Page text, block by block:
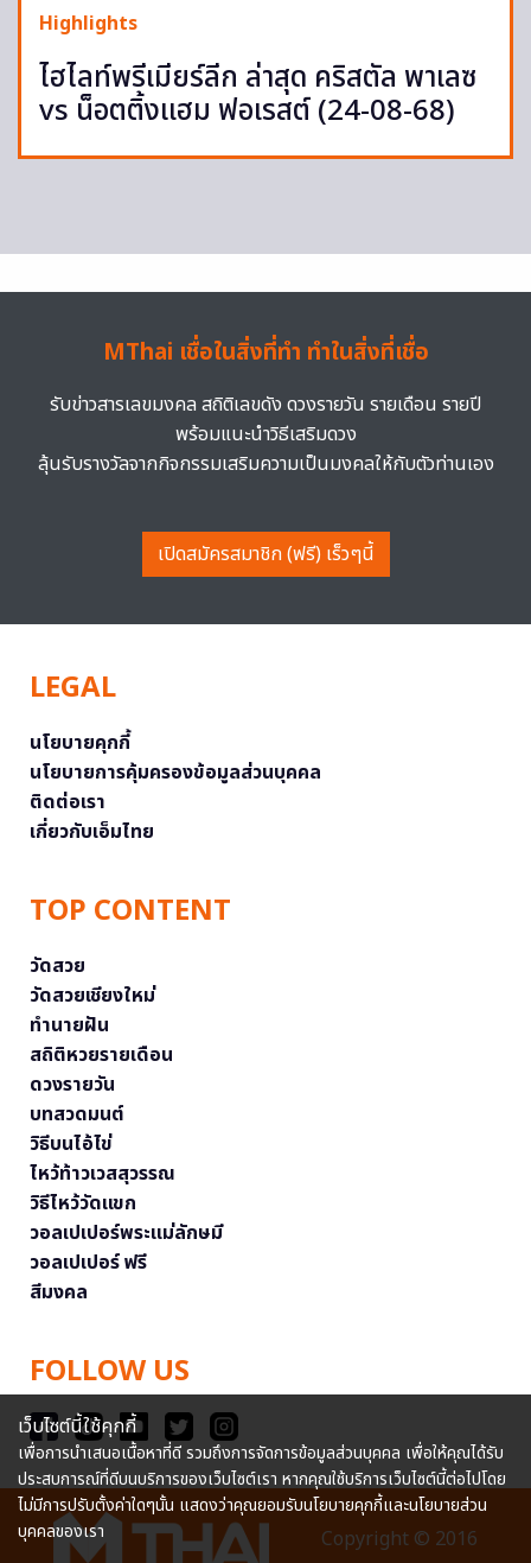
Highlights
ไฮไลท์พรีเมียร์ลีก ล่าสุด คริสตัล พาเลซ
vs น็อตติ้งแฮม ฟอเรสต์ (24-08-68)
MThai เชื่อในสิ่งที่ทำ ทำในสิ่งที่เชื่อ
รับข่าวสารเลขมงคล สถิติเลขดัง ดวงรายวัน รายเดือน รายปี
พร้อมแนะนำวิธีเสริมดวง
ลุ้นรับรางวัลจากกิจกรรมเสริมความเป็นมงคลให้กับตัวท่านเอง
เปิดสมัครสมาชิก (ฟรี) เร็วๆนี้
LEGAL
นโยบายคุกกี้
นโยบายการคุ้มครองข้อมูลส่วนบุคคล
ติดต่อเรา
เกี่ยวกับเอ็มไทย
TOP CONTENT
วัดสวย
วัดสวยเชียงใหม่
ทำนายฝัน
สถิติหวยรายเดือน
ดวงรายวัน
บทสวดมนต์
วิธีบนไอ้ไข่
ไหว้ท้าวเวสสุวรรณ
วิธีไหว้วัดแขก
วอลเปเปอร์พระแม่ลักษมี
วอลเปเปอร์ ฟรี
สีมงคล
FOLLOW US
Copyright © 2016
เว็บไซต์นี้ใช้คุกกี้
เพื่อการนำเสนอเนื้อหาที่ดี รวมถึงการจัดการข้อมูลส่วนบุคคล เพื่อให้คุณได้รับ
ประสบการณ์ที่ดีบนบริการของเว็บไซต์เรา หากคุณใช้บริการเว็บไซต์นี้ต่อไปโดย
ไม่มีการปรับตั้งค่าใดๆนั้น แสดงว่าคุณยอมรับนโยบายคุกกี้และนโยบายส่วน
บุคคลของเรา